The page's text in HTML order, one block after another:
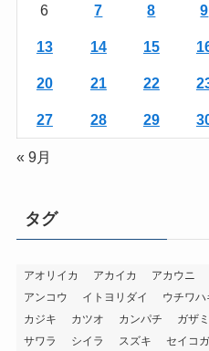
6 7 8 9
13 14 15
20 21 22
27 28 29
« 9月
タグ
アオリイカ アカイカ アカウニ
アンコウ
イトヨリダイ ウチワハ
カジキ
カツオ カンパチ ガザミ
サワラ
シイラ スズキ セイコ